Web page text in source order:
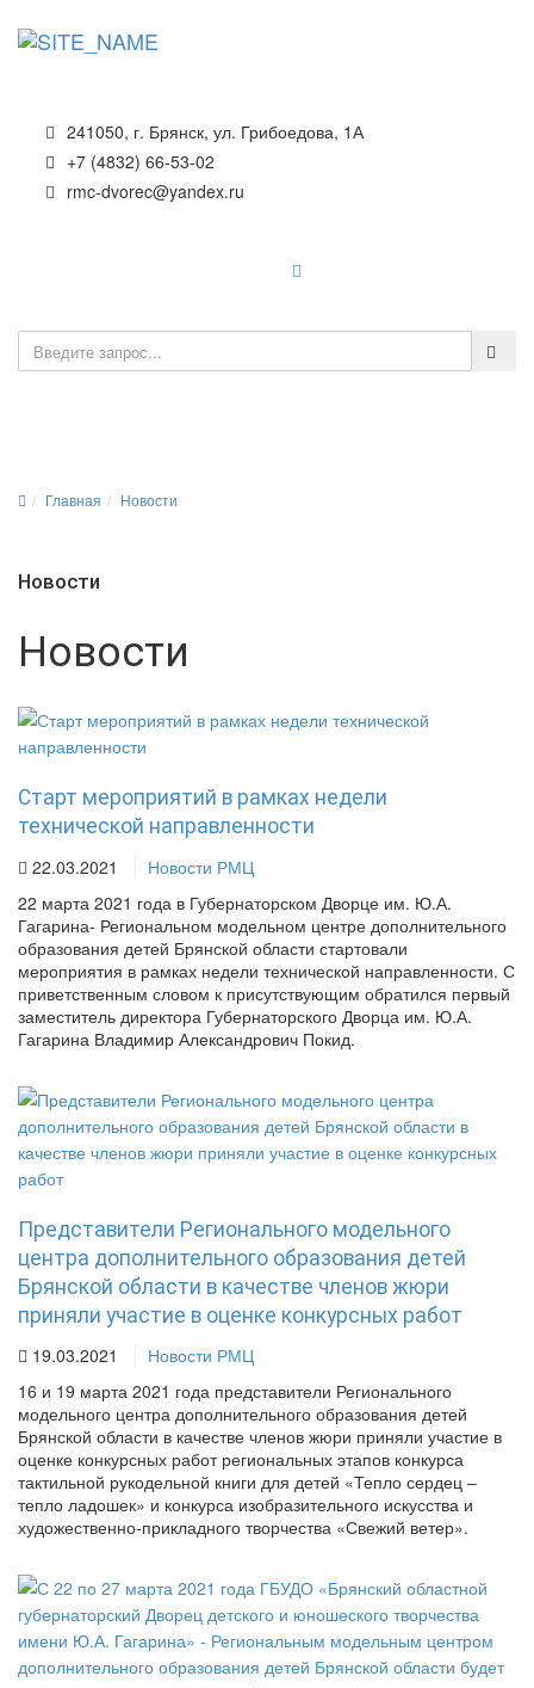
241050, г. Брянск, ул. Грибоедова, 1А
+7 (4832) 66-53-02
rmc-dvorec@yandex.ru
Главная Новости
Новости
Новости
Старт мероприятий в рамках недели
технической направленности
22.03.2021
Новости РМЦ
22 марта 2021 года в Губернаторском Дворце им. Ю.А.
Гагарина- Региональном модельном центре дополнительного
образования детей Брянской области стартовали
мероприятия в рамках недели технической направленности. С
приветственным словом к присутствующим обратился первый
заместитель директора Губернаторского Дворца им. Ю.А.
Гагарина Владимир Александрович Покид.
Представители Регионального модельного
центра дополнительного образования детей
Брянской области в качестве членов жюри
приняли участие в оценке конкурсных работ
19.03.2021
Новости РМЦ
16 и 19 марта 2021 года представители Регионального
модельного центра дополнительного образования детей
Брянской области в качестве членов жюри приняли участие в
оценке конкурсных работ региональных этапов конкурса
тактильной рукодельной книги для детей «Тепло сердец –
тепло ладошек» и конкурса изобразительного искусства и
художественно-прикладного творчества «Свежий ветер».